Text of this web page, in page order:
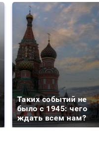
Таких событий не
было с 1945: чего
ждать всем нам?